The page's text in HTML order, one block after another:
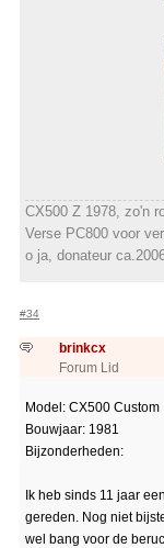
CX500 Z 1978, zo'n
Verse PC800 voor
o ja, donateur
#34
brinkcx
Forum Lid
Model: CX500 Custom
Bouwjaar: 1981
Bijzonderheden:
Ik heb sinds 11 jaar
gereden. Nog niet
wel bang voor de